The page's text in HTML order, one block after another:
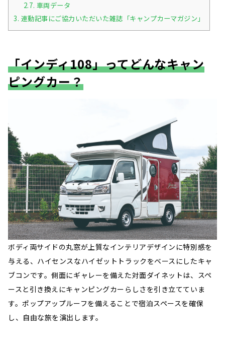
2.7. 車両データ
3. 連動記事にご協力いただいた雑誌「キャンプカーマガジン」
「インディ108」ってどんなキャン
ピングカー？
ボディ両サイドの丸窓が上質なインテリアデザインに特別感を
与える、ハイセンスなハイゼットトラックをベースにしたキャ
ブコンです。側面にギャレーを備えた対面ダイネットは、スペ
ースと引き換えにキャンピングカーらしさを引き立てていま
す。ポップアップルーフを備えることで宿泊スペースを確保
し、自由な旅を演出します。